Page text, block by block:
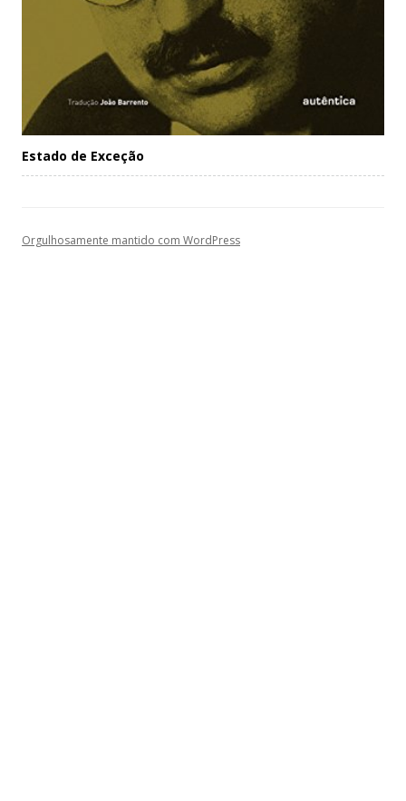
Estado de Exceção
Orgulhosamente mantido com WordPress